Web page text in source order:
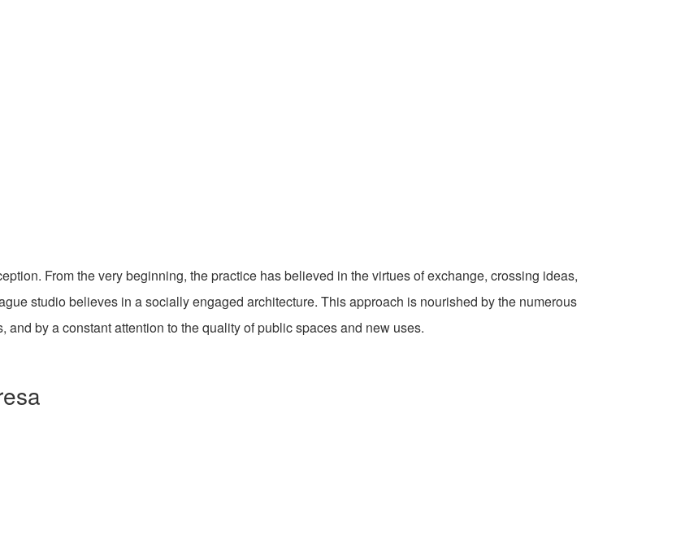
From the very beginning, the practice has believed in the virtues of exchange, crossing ideas,
studio believes in a socially engaged architecture. This approach is nourished by the numerous
by a constant attention to the quality of public spaces and new uses.